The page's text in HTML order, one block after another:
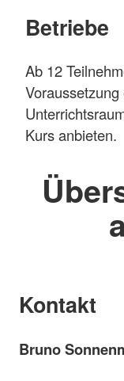
Betriebe
Ab 12
Kurs anbieten.
Kontakt
Bruno